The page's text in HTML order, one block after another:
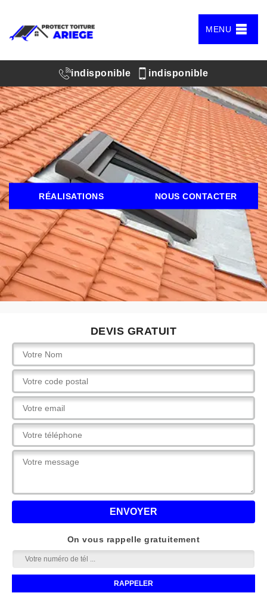
MENU
indisponible indisponible
RÉALISATIONS NOUS CONTACTER
DEVIS GRATUIT
On vous rappelle gratuitement